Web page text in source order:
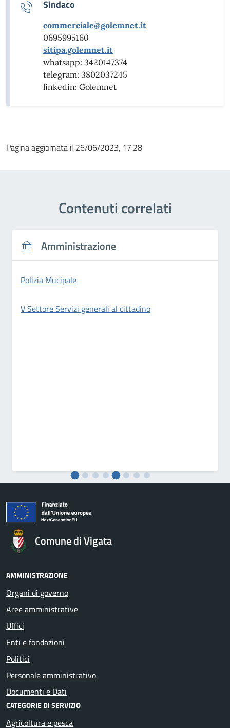
Sindaco
commerciale@golemnet.it
0695995160
sitipa.golemnet.it
whatsapp: 3420147374
telegram: 3802037245
linkedin: Golemnet
Pagina aggiornata il 26/06/2023, 17:28
Contenuti correlati
Amministrazione
Polizia Mucipale
V Settore Servizi generali al cittadino
Comune di Vigata
AMMINISTRAZIONE
Organi di governo
Aree amministrative
Uffici
Enti e fondazioni
Politici
Personale amministrativo
Documenti e Dati
CATEGORIE DI SERVIZIO
Agricoltura e pesca